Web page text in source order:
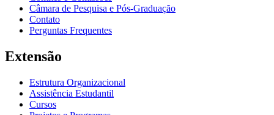
Câmara de Pesquisa e Pós-Graduação
Contato
Perguntas Frequentes
Extensão
Estrutura Organizacional
Assistência Estudantil
Cursos